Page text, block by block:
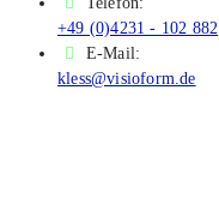
+49 (0)4231 - 102 882
E-Mail:
kless@visioform.de